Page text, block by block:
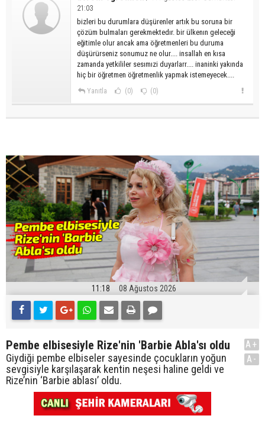
21:03
bizleri bu durumlara düşürenler artık bu soruna bir
çözüm bulmaları gerekmektedır. bir ülkenın geleceği
eğitimle olur ancak ama öğretmenleri bu duruma
düşürürseniz sonumuz ne olur.... insallah en kısa
zamanda yetkililer sesımızi duyarlarr.... inaninki yakında
hiç bir öğretmen öğretmenlik yapmak istemeyecek....
Yanıtla (0) (0)
11:18 08 Ağustos 2026
Pembe elbisesiyle Rize'nin 'Barbie Abla'sı oldu
Giydiği pembe elbiseler sayesinde çocukların yoğun
sevgisiyle karşılaşarak kentin neşesi haline geldi ve
Rize’nin ‘Barbie ablası’ oldu.
A+
A-